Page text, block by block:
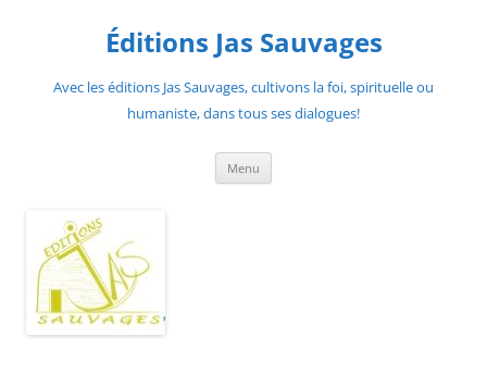
Éditions Jas Sauvages
Avec les éditions Jas Sauvages, cultivons la foi, spirituelle ou
humaniste, dans tous ses dialogues!
Menu